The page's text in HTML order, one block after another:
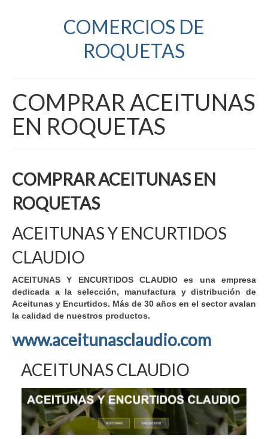
COMERCIOS DE
ROQUETAS
COMPRAR ACEITUNAS
EN ROQUETAS
COMPRAR ACEITUNAS EN
ROQUETAS
ACEITUNAS Y ENCURTIDOS
CLAUDIO
ACEITUNAS Y ENCURTIDOS CLAUDIO es una empresa
dedicada a la selección, manufactura y distribución de
Aceitunas y Encurtidos. Más de 30 años en el sector avalan
la calidad de nuestros productos.
www.aceitunasclaudio.com
ACEITUNAS CLAUDIO